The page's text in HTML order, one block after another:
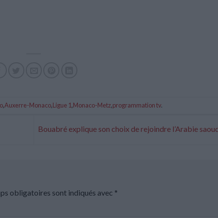
,Auxerre-Monaco,Ligue 1,Monaco-Metz,programmation tv.
Bouabré explique son choix de rejoindre l’Arabie
obligatoires sont indiqués avec *